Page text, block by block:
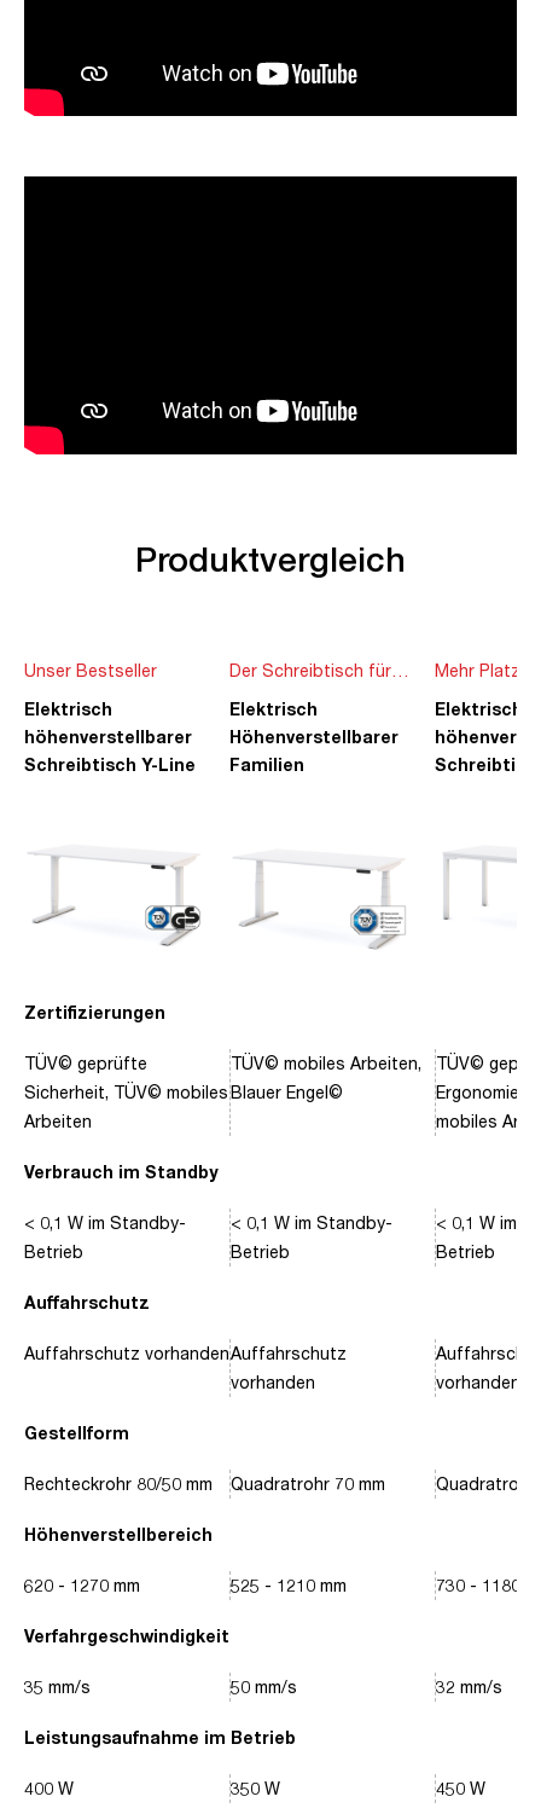
Produktvergleich
Zertifizierungen
Verbrauch im Standby
Auffahrschutz
Gestellform
Höhenverstellbereich
Verfahrgeschwindigkeit
Leistungsaufnahme im Betrieb
Unser Bestseller
Elektrisch
höhenverstellbarer
Schreibtisch Y-Line
TÜV© geprüfte
Sicherheit, TÜV© mobiles
Arbeiten
< 0,1 W im Standby-
Betrieb
Auffahrschutz vorhanden
Rechteckrohr 80/50 mm
620 - 1270 mm
35 mm/s
400 W
Der Schreibtisch für
die ganze Familie
Elektrisch
Höhenverstellbarer
Familien
TÜV© mobiles Arbeiten,
Blauer Engel©
< 0,1 W im Standby-
Betrieb
Auffahrschutz
vorhanden
Quadratrohr 70 mm
525 - 1210 mm
50 mm/s
350 W
Mehr Platz
Ideen
Elektrisch
TÜV©
Ergonomie,
mobiles
< 0,1 W im
Betrieb
vorhanden
Quadratrohr
730 - 1180
32 mm/s
450 W